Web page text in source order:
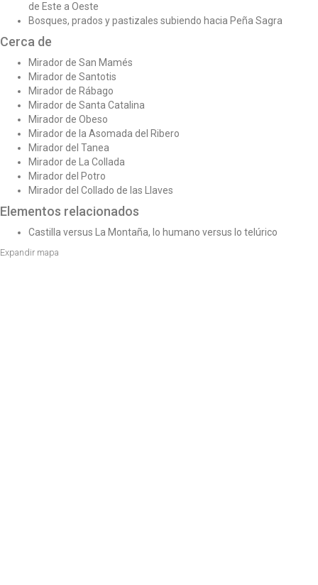
de Este a Oeste
Bosques, prados y pastizales subiendo hacia Peña Sagra
Cerca de
Mirador de San Mamés
Mirador de Santotis
Mirador de Rábago
Mirador de Santa Catalina
Mirador de Obeso
Mirador de la Asomada del Ribero
Mirador del Tanea
Mirador de La Collada
Mirador del Potro
Mirador del Collado de las Llaves
Elementos relacionados
Castilla versus La Montaña, lo humano versus lo telúrico
Expandir mapa